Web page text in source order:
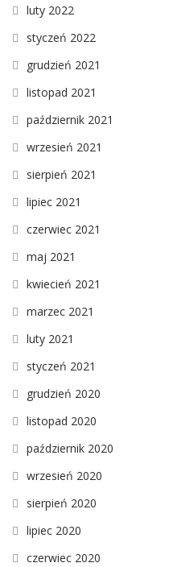
luty 2022
styczeń 2022
grudzień 2021
listopad 2021
październik 2021
wrzesień 2021
sierpień 2021
lipiec 2021
czerwiec 2021
maj 2021
kwiecień 2021
marzec 2021
luty 2021
styczeń 2021
grudzień 2020
listopad 2020
październik 2020
wrzesień 2020
sierpień 2020
lipiec 2020
czerwiec 2020